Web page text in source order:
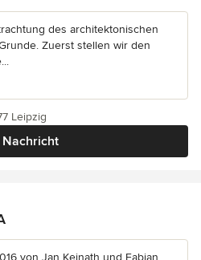
des architektonischen
Zuerst stellen wir den
Nachricht
Leipzig